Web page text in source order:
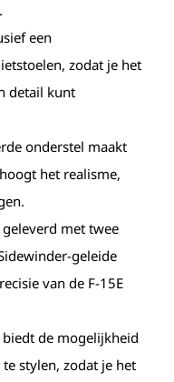
een
zodat je het
detail kunt
onderstel maakt
het realisme,
met twee
geleide
van de F-15E
biedt de mogelijkheid
te stylen, zodat je het